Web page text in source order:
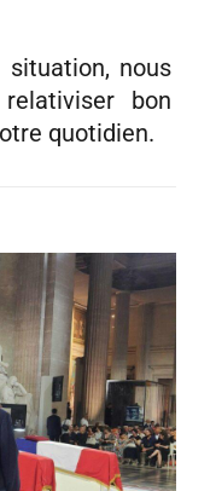
nous
bon
quotidien.